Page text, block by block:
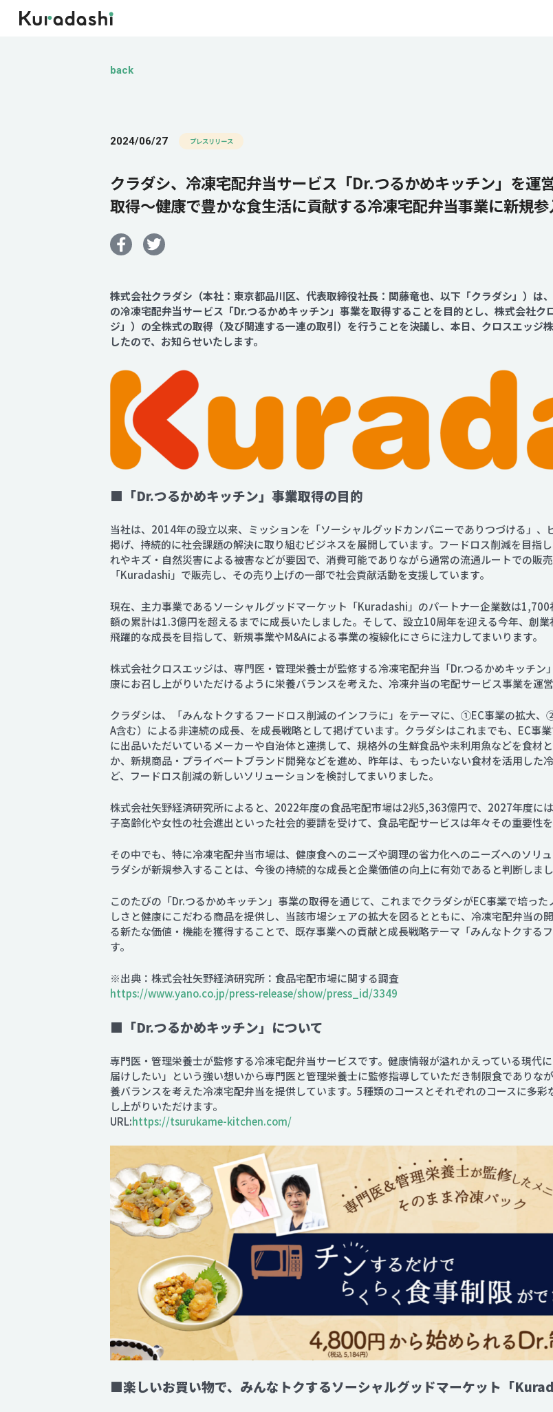
IR
Contact
back
2024/06/27 プレスリリース
クラダシ、冷凍宅配弁当サービス「Dr.つるかめキッチン」を運
取得～健康で豊かな食生活に貢献する冷凍宅配弁当事業に新規
株式会社クラダシ（本社：東京都品川区、代表取締役社長：関藤竜也、以下「クラダシ」）
の冷凍宅配弁当サービス「Dr.つるかめキッチン」事業を取得することを目的とし、株式会社
ジ」）の全株式の取得（及び関連する一連の取引）を行うことを決議し、本日、クロスエッジ
したので、お知らせいたします。
■「Dr.つるかめキッチン」事業取得の目的
当社は、2014年の設立以来、ミッションを「ソーシャルグッドカンパニーでありつづける」
掲げ、持続的に社会課題の解決に取り組むビジネスを展開しています。フードロス削減を目指
れやキズ・自然災害による被害などが要因で、消費可能でありながら通常の流通ルートでの販
「Kuradashi」で販売し、その売り上げの一部で社会貢献活動を支援しています。
現在、主力事業であるソーシャルグッドマーケット「Kuradashi」のパートナー企業数は
額の累計は1.3億円を超えるまでに成長いたしました。そして、設立10周年を迎える今年、創
飛躍的な成長を目指して、新規事業やM&Aによる事業の複線化にさらに注力してまいります。
株式会社クロスエッジは、専門医・管理栄養士が監修する冷凍宅配弁当「Dr.つるかめキッチ
康にお召し上がりいただけるように栄養バランスを考えた、冷凍弁当の宅配サービス事業を運営
クラダシは、「みんなトクするフードロス削減のインフラに」をテーマに、①EC事業の拡大
A含む）による非連続の成長、を成長戦略として掲げています。クラダシはこれまでも、EC
に出品いただいているメーカーや自治体と連携して、規格外の生鮮食品や未利用魚などを食材
か、新規商品・プライベートブランド開発などを進め、昨年は、もったいない食材を活用し
ど、フードロス削減の新しいソリューションを検討してまいりました。
株式会社矢野経済研究所によると、2022年度の食品宅配市場は2兆5,363億円で、2027年度に
子高齢化や女性の社会進出といった社会的要請を受けて、食品宅配サービスは年々その重要性
その中でも、特に冷凍宅配弁当市場は、健康食へのニーズや調理の省力化へのニーズへのソリ
ラダシが新規参入することは、今後の持続的な成長と企業価値の向上に有効であると判断しまし
このたびの「Dr.つるかめキッチン」事業の取得を通じて、これまでクラダシがEC事業で培っ
しさと健康にこだわる商品を提供し、当該市場シェアの拡大を図るとともに、冷凍宅配弁当の
る新たな価値・機能を獲得することで、既存事業への貢献と成長戦略テーマ「みんなトクする
す。
※出典：株式会社矢野経済研究所：食品宅配市場に関する調査
https://www.yano.co.jp/press-release/show/press_id/3349
■「Dr.つるかめキッチン」について
専門医・管理栄養士が監修する冷凍宅配弁当サービスです。健康情報が溢れかえっている現代
届けしたい」という強い想いから専門医と管理栄養士に監修指導していただき制限食でありな
養バランスを考えた冷凍宅配弁当を提供しています。5種類のコースとそれぞれのコースに多
し上がりいただけます。
URL:https://tsurukame-kitchen.com/
■楽しいお買い物で、みんなトクするソーシャルグッドマーケット「